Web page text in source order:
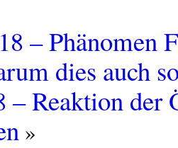
– Phänomen
dies auch
– Reaktion der
»